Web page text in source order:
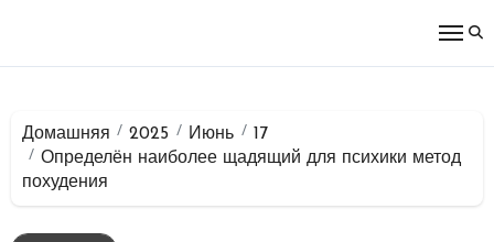
Домашняя 2025 Июнь
17
Определён наиболее щадящий для психики метод
похудения